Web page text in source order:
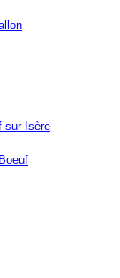
sur-Isère